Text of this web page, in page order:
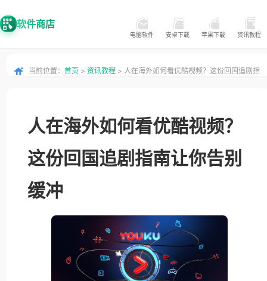
软件商店
电脑软件 安卓下载 苹果下载 资讯教程
当前位置： 首页 > 资讯教程 > 人在海外如何看优酷视频？这份回国追剧指
人在海外如何看优酷视频？
这份回国追剧指南让你告别
缓冲